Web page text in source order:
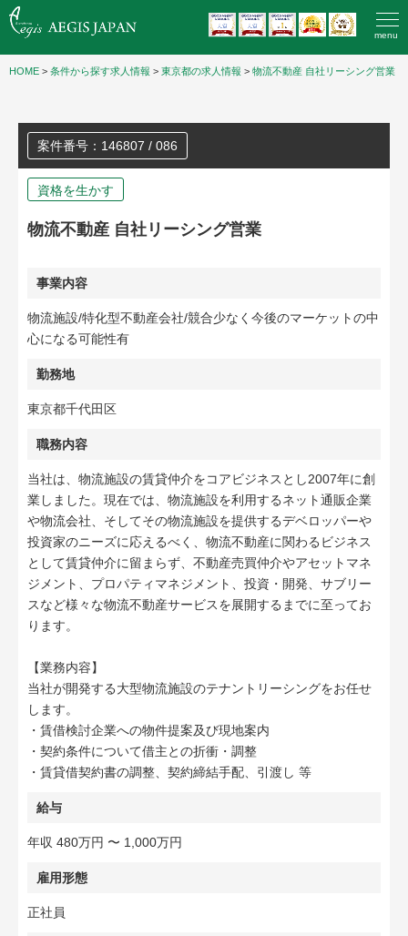
menu
HOME > 条件から探す求人情報 > 東京都の求人情報 > 物流不動産 自社リーシング営業
案件番号：146807 / 086
資格を生かす
物流不動産 自社リーシング営業
事業内容
物流施設/特化型不動産会社/競合少なく今後のマーケットの中
心になる可能性有
勤務地
東京都千代田区
職務内容
当社は、物流施設の賃貸仲介をコアビジネスとし2007年に創
業しました。現在では、物流施設を利用するネット通販企業
や物流会社、そしてその物流施設を提供するデベロッパーや
投資家のニーズに応えるべく、物流不動産に関わるビジネス
として賃貸仲介に留まらず、不動産売買仲介やアセットマネ
ジメント、プロパティマネジメント、投資・開発、サブリー
スなど様々な物流不動産サービスを展開するまでに至ってお
ります。
【業務内容】
当社が開発する大型物流施設のテナントリーシングをお任せ
します。
・賃借検討企業への物件提案及び現地案内
・契約条件について借主との折衝・調整
・賃貸借契約書の調整、契約締結手配、引渡し 等
給与
年収 480万円 〜 1,000万円
雇用形態
正社員